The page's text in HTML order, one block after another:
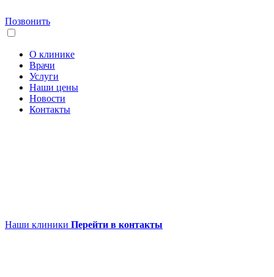
Позвонить
О клинике
Врачи
Услуги
Наши цены
Новости
Контакты
Наши клиники Перейти в контакты